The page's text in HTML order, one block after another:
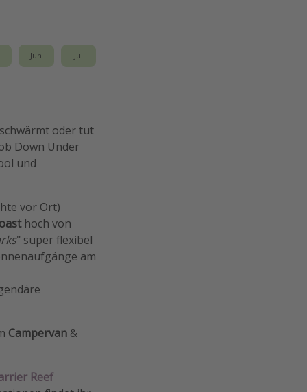
Jun Jul
oder tut
Down Under
und
vor Ort)
hoch von
" super flexibel
am
Campervan &
Reef